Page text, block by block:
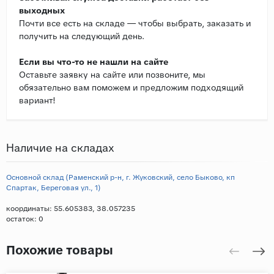
выходных
Почти все есть на складе — чтобы выбрать, заказать и
получить на следующий день.
Если вы что-то не нашли на сайте
Оставьте заявку на сайте или позвоните, мы
обязательно вам поможем и предложим подходящий
вариант!
Наличие на складах
Основной склад (Раменский р-н, г. Жуковский, село Быково, кп
Спартак, Береговая ул., 1)
координаты: 55.605383, 38.057235
остаток: 0
Похожие товары